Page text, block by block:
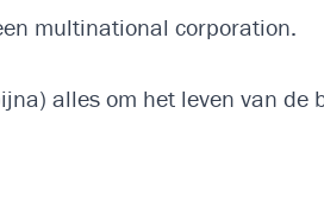
multinational corporation.
alles om het leven van de